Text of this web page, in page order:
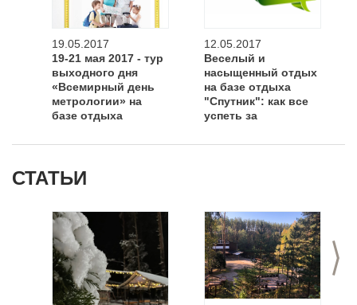
19.05.2017
19-21 мая 2017 - тур
выходного дня
«Всемирный день
метрологии» на
базе отдыха
12.05.2017
Веселый и
насыщенный отдых
на базе отдыха
"Спутник": как все
успеть за
СТАТЬИ
>